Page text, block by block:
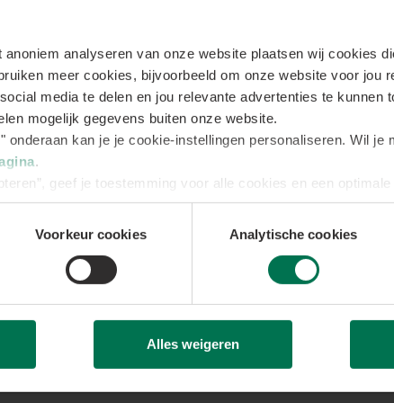
anoniem analyseren van onze website plaatsen wij cookies
meer cookies, bijvoorbeeld om onze website voor jou
media te delen en jou relevante advertenties te kunnen
mogelijk gegevens buiten onze website.
onderaan kan je je cookie-instellingen personaliseren. Wil je
geef je toestemming voor alle cookies en een
Voorkeur cookies Analytische cookies
Alles weigeren
Energreenneemt contact met je op om een gratis
in te plannen. Tijdens het bezoek wordt jouw ideale
bepaald. Al je vragen worden ter plekke beantwoord